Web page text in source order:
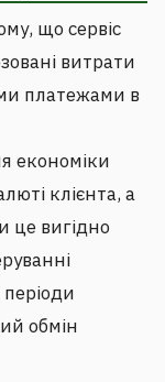
що сервіс
витрати
платежами в
економіки
клієнта, а
це вигідно
обмін